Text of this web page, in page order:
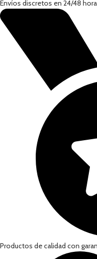
Envíos discretos en 24/48
Productos de calidad con